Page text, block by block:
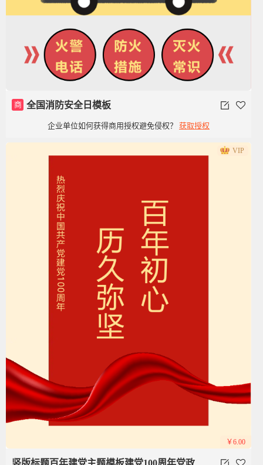
商 全国消防安全日模板
企业单位如何获得商用授权避免侵权？ 获取授权
VIP
￥6.00
竖版标题百年建党主题模板建党100周年党政